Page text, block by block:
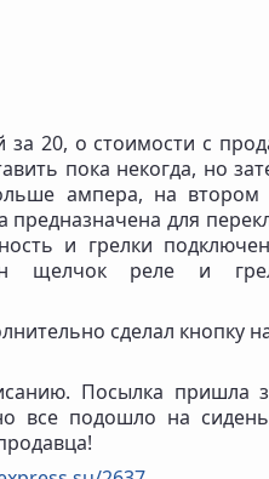
за 20, о стоимости с
пока некогда, но
ампера, на
предназначена для
и грелки
щелчок реле и
сделал кнопку
Посылка пришла
все подошло на